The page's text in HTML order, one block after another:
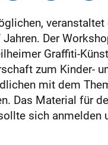
Der
Graffiti-
zum Kinder-
mit dem
Das Material für
sich